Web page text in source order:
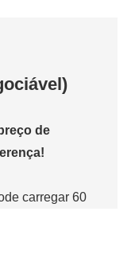
de
carregar 60
popular na
e